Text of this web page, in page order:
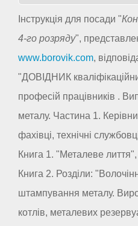
Інструкція для посади "
4-го розряду",
www.borovik.com,
"ДОВІДНИК
професій працівників .
металу. Частина 1.
фахівці, технічні
Книга 1. "Металеве
Книга 2. Розділи:
штампування металу.
котлів, металевих